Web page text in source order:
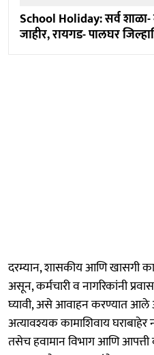
School Holiday: सर्व शाळा-
जाहीर, रायगड- पालघर
दरम्यान, शासकीय आणि खासगी
असून, कर्मचारी व नागरिकांनी
घ्यावी, असे आवाहन करण्यात आले
अत्यावश्यक कामाशिवाय
तसेच हवामान विभाग आणि आपत्ती